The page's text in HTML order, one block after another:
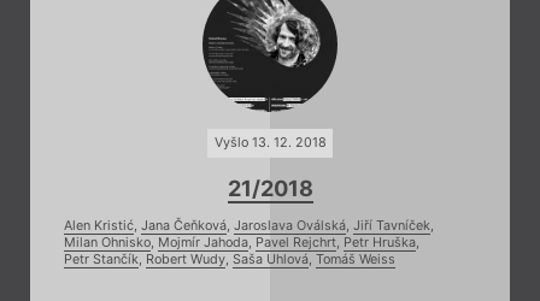
Vyšlo 13. 12. 2018
21/2018
Alen Kristić, Jana Čeňková, Jaroslava Oválská, Jiří Tavníček,
Milan Ohnisko, Mojmír Jahoda, Pavel Rejchrt, Petr Hruška,
Petr Stančík, Robert Wudy, Saša Uhlová, Tomáš Weiss